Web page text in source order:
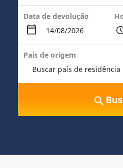
Data de devolução
País de origem